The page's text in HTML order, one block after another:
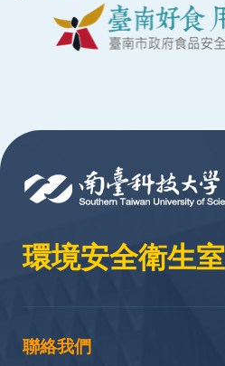
環境安全衛生室
聯絡我們